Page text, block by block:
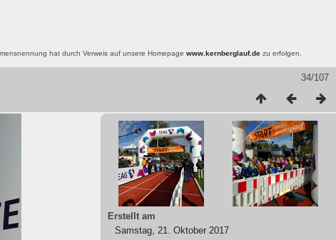
hat durch Verweis auf unsere Homepage www.kernberglauf.de zu erfolgen.
34/107
Erstellt am
Samstag, 21. Oktober 2017